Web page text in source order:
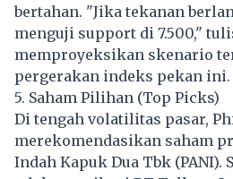
bertahan. "Jika tekanan
menguji support di 7.500,"
memproyeksikan skenario
pergerakan indeks pekan ini.
5. Saham Pilihan (Top Picks)
Di tengah volatilitas pasar,
merekomendasikan saham
Indah Kapuk Dua Tbk (PANI).